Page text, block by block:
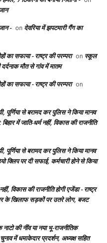
- on देवरिया में झपटमारी गैंग का
का सफाया - राष्ट्र की परम्परा on स्कूल
मौत से गांव में मातम
का सफाया - राष्ट्र की परम्परा on
पूर्णिया से बरामद कर पुलिस ने किया मानव
में जाति-धर्म नहीं, विकास की राजनीति
पूर्णिया से बरामद कर पुलिस ने किया मानव
पर दी सफाई, कर्मचारी होने से किया
विकास की राजनीति होगी एजेंडा - राष्ट्र
के खिलाफ सड़कों पर उतरे लोग, बजट
की नींव या नया भू-राजनीतिक
चुनाव में धमाकेदार प्रदर्शन, अध्यक्ष सहित